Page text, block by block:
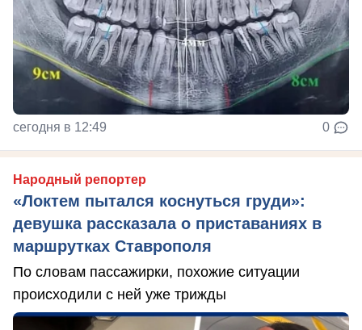
сегодня в 12:49 0
Народный репортер
«Локтем пытался коснуться груди»:
девушка рассказала о приставаниях в
маршрутках Ставрополя
По словам пассажирки, похожие ситуации
происходили с ней уже трижды